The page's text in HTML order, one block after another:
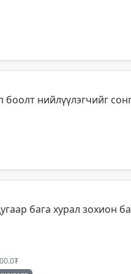
нийлүүлэгчийг
бага хурал зохион